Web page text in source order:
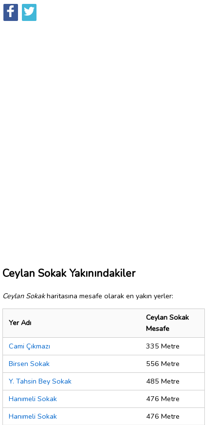
Ceylan Sokak Yakınındakiler
Ceylan Sokakharitasına mesafe olarak en yakın yerler:
Yer Adı
Ceylan Sokak
Mesafe
Cami Çıkmazı
335 Metre
Birsen Sokak
556 Metre
Y. Tahsin Bey Sokak
485 Metre
Hanımeli Sokak
476 Metre
Hanımeli Sokak
476 Metre